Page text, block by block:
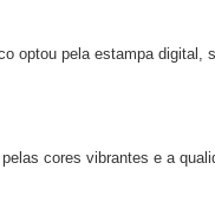
optou pela estampa
cores vibrantes e a